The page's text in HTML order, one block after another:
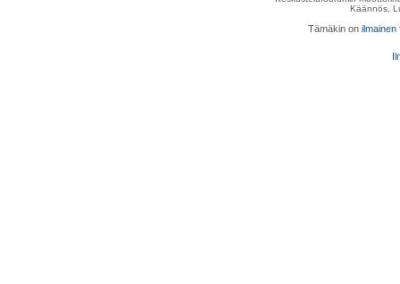
Käännös,
Tämäkin on ilmainen